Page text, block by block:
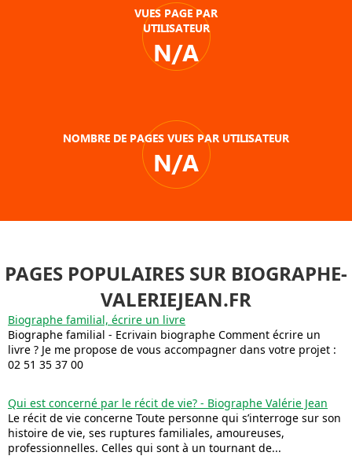
VUES PAGE PAR
UTILISATEUR
N/A
NOMBRE DE PAGES VUES PAR UTILISATEUR
N/A
PAGES POPULAIRES SUR BIOGRAPHE-
VALERIEJEAN.FR
Biographe familial, écrire un livre
Biographe familial - Ecrivain biographe Comment écrire un
livre ? Je me propose de vous accompagner dans votre projet :
02 51 35 37 00
Qui est concerné par le récit de vie? - Biographe Valérie Jean
Le récit de vie concerne Toute personne qui s’interroge sur son
histoire de vie, ses ruptures familiales, amoureuses,
professionnelles. Celles qui sont à un tournant de...